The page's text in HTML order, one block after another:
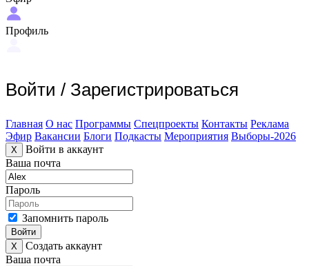
Профиль
Войти / Зарегистрироваться
Главная О нас Программы Спецпроекты Контакты Реклама
Эфир Вакансии Блоги Подкасты Мероприятия Выборы-2026
X
Войти в аккаунт
Ваша почта
Пароль
Запомнить пароль
Войти
X
Создать аккаунт
Ваша почта